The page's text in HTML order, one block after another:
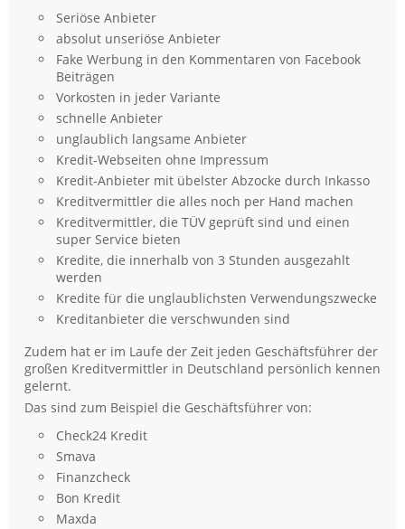
Seriöse Anbieter
absolut unseriöse Anbieter
Fake Werbung in den Kommentaren von Facebook
Beiträgen
Vorkosten in jeder Variante
schnelle Anbieter
unglaublich langsame Anbieter
Kredit-Webseiten ohne Impressum
Kredit-Anbieter mit übelster Abzocke durch Inkasso
Kreditvermittler die alles noch per Hand machen
Kreditvermittler, die TÜV geprüft sind und einen
super Service bieten
Kredite, die innerhalb von 3 Stunden ausgezahlt
werden
Kredite für die unglaublichsten Verwendungszwecke
Kreditanbieter die verschwunden sind
Zudem hat er im Laufe der Zeit jeden Geschäftsführer der
großen Kreditvermittler in Deutschland persönlich kennen
gelernt.
Das sind zum Beispiel die Geschäftsführer von:
Check24 Kredit
Smava
Finanzcheck
Bon Kredit
Maxda